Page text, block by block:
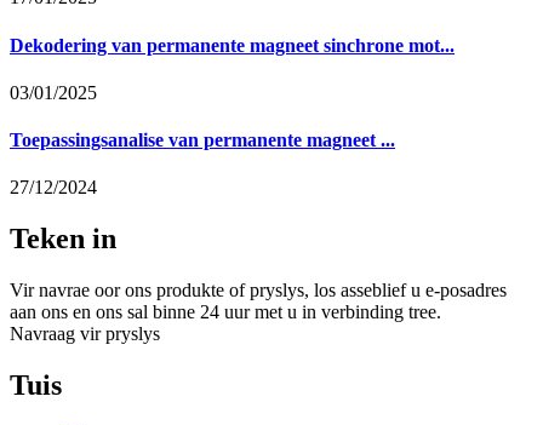
Dekodering van permanente magneet sinchrone mot...
03/01/2025
Toepassingsanalise van permanente magneet ...
27/12/2024
Teken in
Vir navrae oor ons produkte of pryslys, los asseblief u e-posadres
aan ons en ons sal binne 24 uur met u in verbinding tree.
Navraag vir pryslys
Tuis